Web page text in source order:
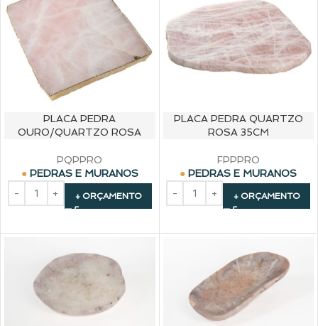
PLACA PEDRA
OURO/QUARTZO ROSA
PQPPRO
PEDRAS E MURANOS
+ ORÇAMENTO
PLACA PEDRA QUARTZO
ROSA 35CM
FPPPRO
PEDRAS E MURANOS
+ ORÇAMENTO